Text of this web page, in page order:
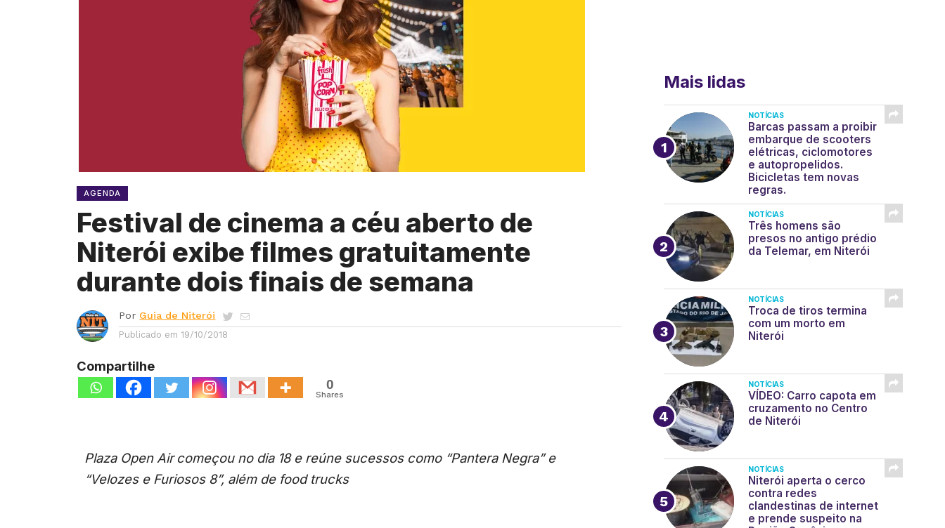
AGENDA
Festival de cinema a céu aberto de
Niterói exibe filmes gratuitamente
durante dois finais de semana
Por Guia de Niterói
Publicado em 19/10/2018
Compartilhe
0
Shares
Plaza Open Air começou no dia 18 e reúne sucessos como “Pantera Negra” e
“Velozes e Furiosos 8”, além de food trucks
Mais lidas
NOTÍCIAS
Barcas passam a proibir
embarque de scooters
elétricas, ciclomotores
e autopropelidos.
Bicicletas tem novas
regras.
NOTÍCIAS
Três homens são
presos no antigo prédio
da Telemar, em Niterói
NOTÍCIAS
Troca de tiros termina
com um morto em
Niterói
NOTÍCIAS
VÍDEO: Carro capota em
cruzamento no Centro
de Niterói
NOTÍCIAS
Niterói aperta o cerco
contra redes
clandestinas de internet
e prende suspeito na